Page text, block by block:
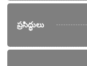
ప్రసిద్ధులు